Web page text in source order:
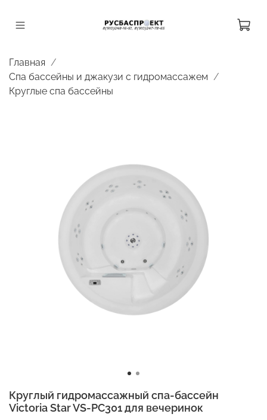
Главная
Спа бассейны и джакузи с гидромассажем
Круглые спа бассейны
Круглый гидромассажный спа-бассейн
Victoria Star VS-PС301 для вечеринок